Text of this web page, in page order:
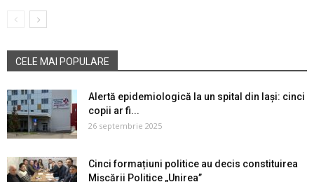
CELE MAI POPULARE
Alertă epidemiologică la un spital din Iaşi: cinci
copii ar fi...
26 septembrie 2025
Cinci formațiuni politice au decis constituirea
Mișcării Politice „Unirea”